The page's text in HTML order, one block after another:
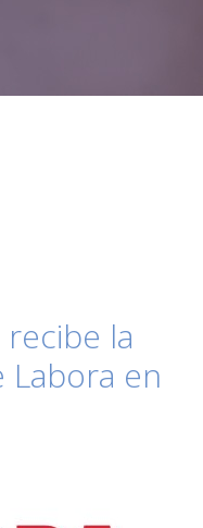
recibe la
Labora en